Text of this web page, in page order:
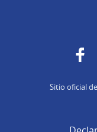
Sitio oficial